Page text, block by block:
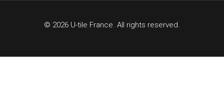
© 2026 U-tile France. All rights reserved.